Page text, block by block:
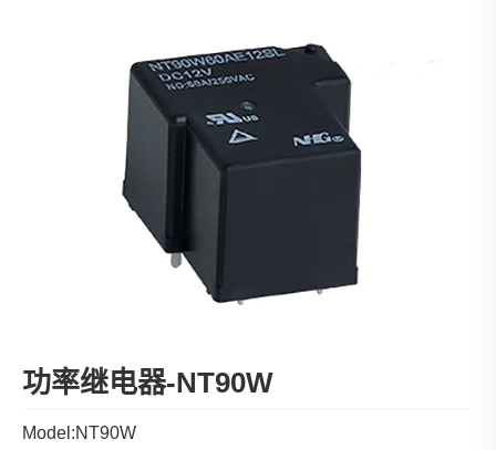
功率继电器-NT90W
Model:NT90W